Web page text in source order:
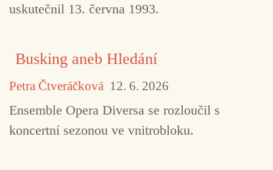
uskutečnil 13. června 1993.
Busking aneb Hledání
Petra Čtveráčková 12. 6. 2026
Ensemble Opera Diversa se rozloučil s
koncertní sezonou ve vnitrobloku.